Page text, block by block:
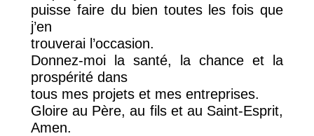
puisse faire du bien toutes les fois que
j’en
trouverai l’occasion.
Donnez-moi la santé, la chance et la
prospérité dans
tous mes projets et mes entreprises.
Gloire au Père, au fils et au Saint-Esprit,
Amen.